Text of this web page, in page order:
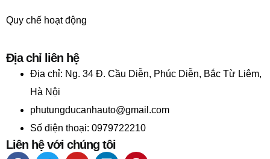
Quy chế hoạt động
Địa chỉ liên hệ
Địa chỉ: Ng. 34 Đ. Cầu Diễn, Phúc Diễn, Bắc Từ Liêm,
Hà Nội
phutungducanhauto@gmail.com
Số điện thoại: 0979722210
Liên hệ với chúng tôi